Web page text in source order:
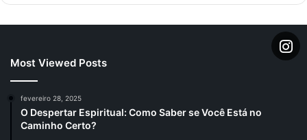
Most Viewed Posts
fevereiro 28, 2025
O Despertar Espiritual: Como Saber se Você Está no
Caminho Certo?